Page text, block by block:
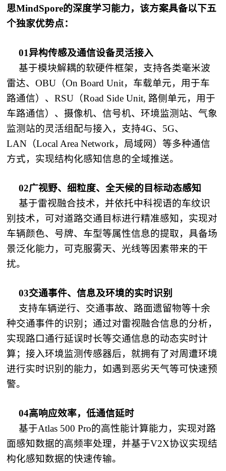
思MindSpore的深度学习能力，该方案具备以下五
个独家优势点：
01异构传感及通信设备灵活接入
基于模块解耦的软硬件框架，支持各类毫米波
雷达、OBU（On Board Unit，车载单元，用于车
路通信）、RSU（Road Side Unit, 路侧单元，用于
车路通信）、摄像机、信号机、环境监测站、气象
监测站的灵活组配与接入，支持4G、5G、
LAN（Local Area Network，局域网）等多种通信
方式，实现结构化感知信息的全域推送。
02广视野、细粒度、全天候的目标动态感知
基于雷视融合技术，并依托中科视语的车纹识
别技术，可对道路交通目标进行精准感知，实现对
车辆颜色、号牌、车型等属性信息的提取，具备场
景泛化能力，可克服雾天、光线等因素带来的干
扰。
03交通事件、信息及环境的实时识别
支持车辆逆行、交通事故、路面遗留物等十余
种交通事件的识别；通过对雷视融合信息的分析，
实现路口通行延误时长等交通信息的动态实时计
算；接入环境监测传感器后，就拥有了对周遭环境
进行实时识别的能力，如遇到恶劣天气等可快速预
警。
04高响应效率，低通信延时
基于Atlas 500 Pro的高性能计算能力，实现对路
面感知数据的高频率处理，并基于V2X协议实现结
构化感知数据的快速传输。